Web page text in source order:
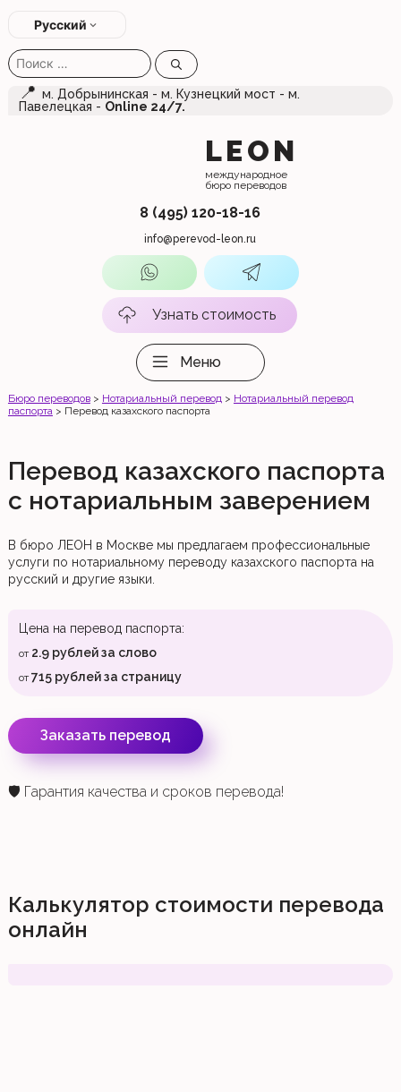
Русский
Поиск:
📍 м. Добрынинская - м. Кузнецкий мост - м.
Павелецкая - Online 24/7.
LEON
международное
бюро переводов
8 (495) 120-18-16
info@perevod-leon.ru
Узнать стоимость
Меню
Бюро переводов> Нотариальный перевод> Нотариальный перевод
паспорта> Перевод казахского паспорта
Перевод казахского паспорта
с нотариальным заверением
В бюро ЛЕОН в Москве мы предлагаем профессиональные
услуги по нотариальному переводу казахского паспорта на
русский и другие языки.
Цена на перевод паспорта:
от 2.9рублей за слово
от715рублей за страницу
Заказать перевод
🛡️ Гарантия качества и сроков перевода!
Калькулятор стоимости перевода
онлайн